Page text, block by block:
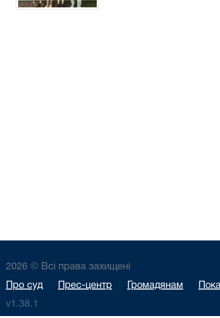
2026 © Всі права захищені
Про суд Прес-центр Громадянам
v1.38.1